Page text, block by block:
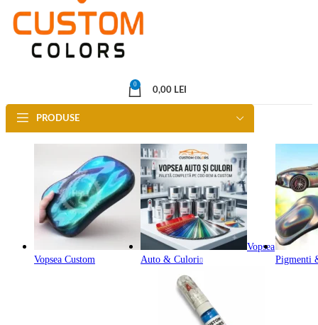
0
0,00 LEI
PRODUSE
Vopsea Custom
Vopsea
Auto & Culori
Pigmenti